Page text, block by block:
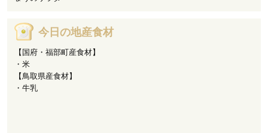
今日の地産食材
【国府・福部町産食材】
・米
【鳥取県産食材】
・牛乳